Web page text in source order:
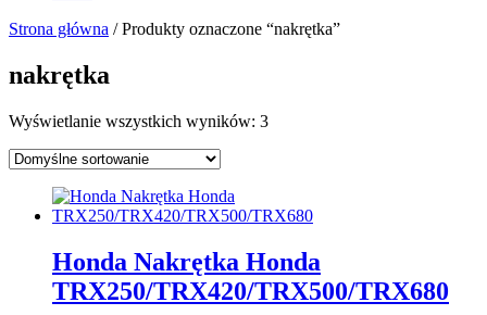
Strona główna / Produkty oznaczone “nakrętka”
nakrętka
Wyświetlanie wszystkich wyników: 3
Honda Nakrętka Honda
TRX250/TRX420/TRX500/TRX680